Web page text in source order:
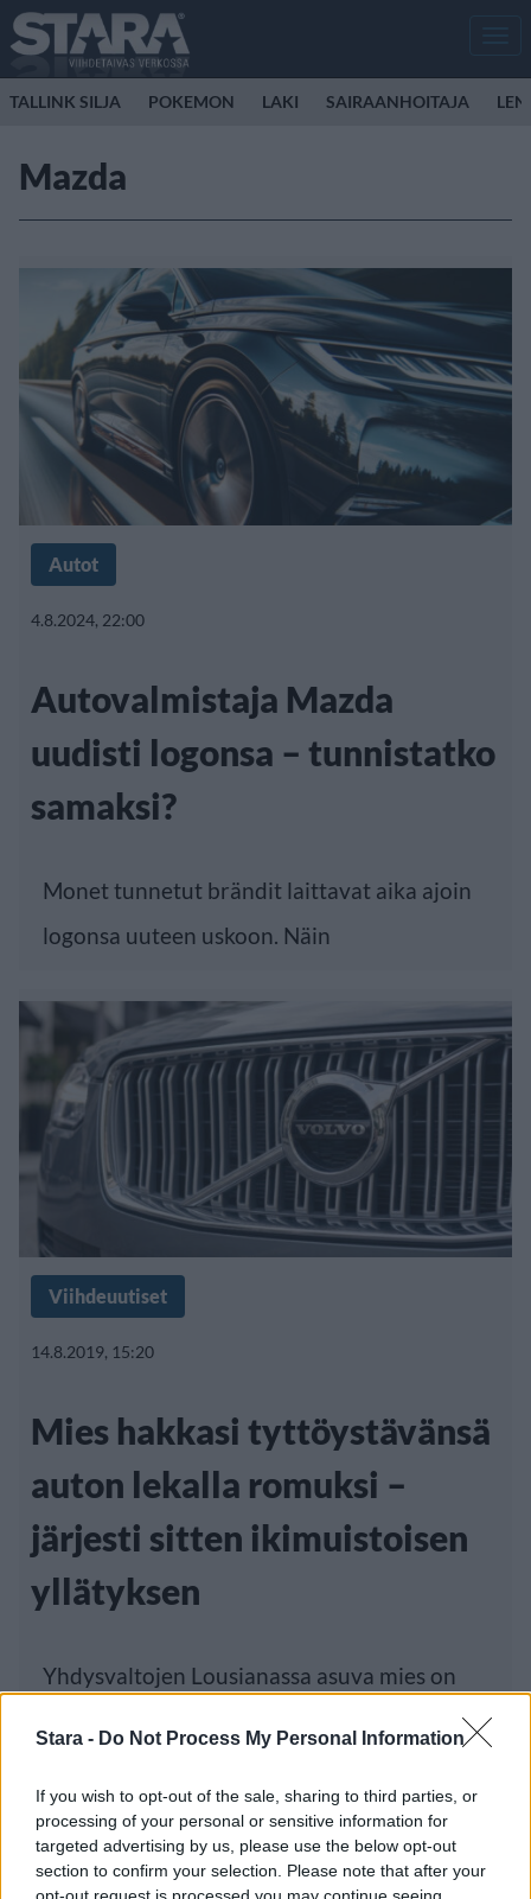
Stara - Do Not Process My Personal Information
If you wish to opt-out of the sale, sharing to third parties, or
processing of your personal or sensitive information for
targeted advertising by us, please use the below opt-out
section to confirm your selection. Please note that after your
TALLINK SILJA POKEMON LAKI SAIRAANHOITAJA
Mazda
Autot
4.8.2024, 22:00
Autovalmistaja Mazda
uudisti logonsa – tunnistatko
samaksi?
Monet tunnetut brändit laittavat aika ajoin
logonsa uuteen uskoon. Näin
Viihdeuutiset
14.8.2019, 15:20
Mies hakkasi tyttöystävänsä
auton lekalla romuksi –
järjesti sitten ikimuistoisen
yllätyksen
Yhdysvaltojen Lousianassa asuva mies on
tuhonnut tyttöystävänsä Volvon. Hän rikkoi
Luetuimmat
PÄIVÄ VIIKKO KUUKAUSI